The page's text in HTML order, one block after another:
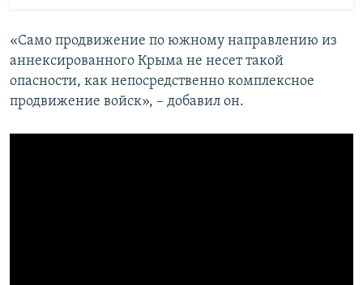
«Само продвижение по южному направлению из
аннексированного Крыма не несет такой
опасности, как непосредственно комплексное
продвижение войск», – добавил он.